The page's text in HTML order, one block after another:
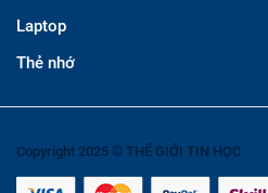
Laptop
Thẻ nhớ
Copyright 2025 © THẾ GIỚI TIN HỌC